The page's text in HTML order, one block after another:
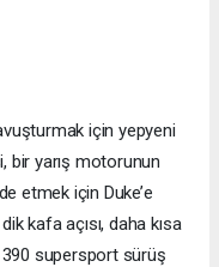
için yepyeni
bir yarış motorunun
etmek için Duke’e
kafa açısı, daha kısa
supersport sürüş